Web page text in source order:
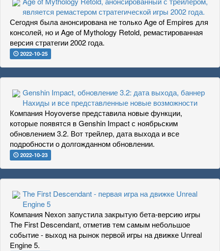
является ремастером стратегической игры 2002 года.
Сегодня была анонсирована не только Age of Empires для
консолей, но и Age of Mythology Retold, ремастированная
версия стратегии 2002 года.
2022-10-25
Genshin Impact, обновление 3.2: дата выхода, баннер
Нахиды и все представленные новые возможности
Компания Hoyoverse представила новые функции,
которые появятся в Genshin Impact с ноябрьским
обновлением 3.2. Вот трейлер, дата выхода и все
подробности о долгожданном обновлении.
2022-10-23
The First Descendant - первая игра на движке Unreal
Engine 5
Компания Nexon запустила закрытую бета-версию игры
The First Descendant, отметив тем самым небольшое
событие - выход на рынок первой игры на движке Unreal
Engine 5.